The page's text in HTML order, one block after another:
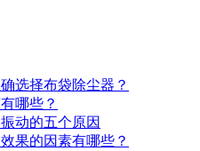
选择布袋除尘器？
哪些？
动的五个原因
果的因素有哪些？